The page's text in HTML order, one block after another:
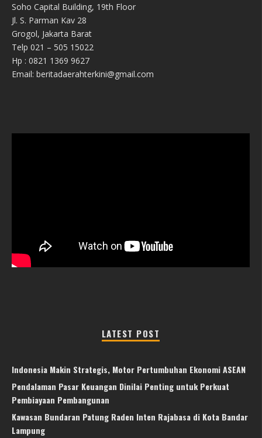
Soho Capital Building, 19th Floor
Jl. S. Parman Kav 28
Grogol, Jakarta Barat
Telp 021 – 505 15022
Hp : 0821 1369 9627
Email: beritadaerahterkini@gmail.com
LATEST POST
Indonesia Makin Strategis, Motor Pertumbuhan Ekonomi ASEAN
Pendalaman Pasar Keuangan Dinilai Penting untuk Perkuat
Pembiayaan Pembangunan
Kawasan Bundaran Patung Raden Inten Rajabasa di Kota Bandar
Lampung